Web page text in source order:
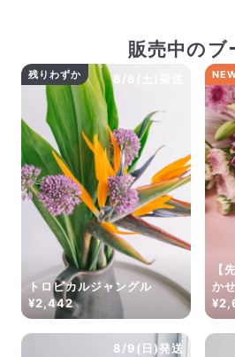
販売中のブ
残りわずか
トロピカルジャングル
¥2,442
【
か
8/9(日)発送